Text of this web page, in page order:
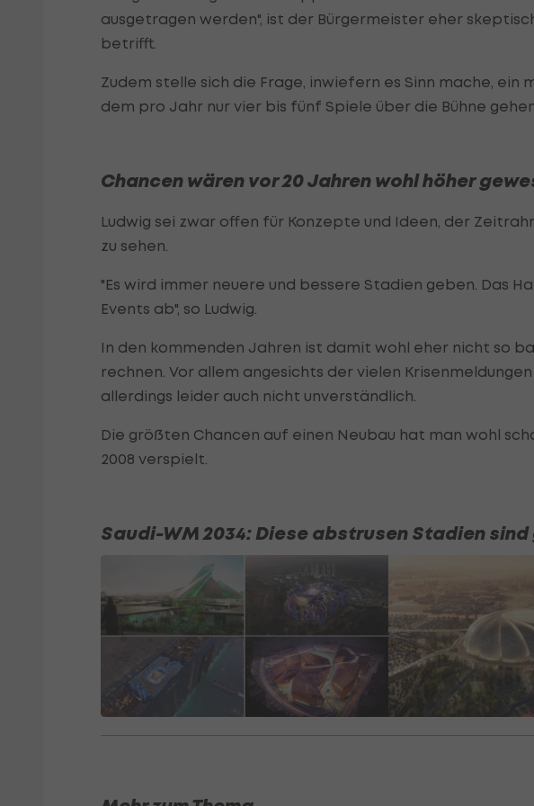
ausgetragen werden", ist der Bürgermeister eher
betrifft.
Zudem stelle sich die Frage, inwiefern es Sinn mache, ein
dem pro Jahr nur vier bis fünf Spiele über die Bühne
Chancen wären vor 20 Jahren wohl höher
Ludwig sei zwar offen für Konzepte und Ideen, der
zu sehen.
"Es wird immer neuere und bessere Stadien geben. Das
Events ab", so Ludwig.
In den kommenden Jahren ist damit wohl eher nicht so
rechnen. Vor allem angesichts der vielen
allerdings leider auch nicht unverständlich.
Die größten Chancen auf einen Neubau hat man wohl
2008 verspielt.
Saudi-WM 2034: Diese abstrusen Stadien